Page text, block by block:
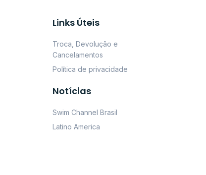
Links Úteis
Troca, Devolução e
Cancelamentos
Política de privacidade
Notícias
Swim Channel Brasil
Latino America